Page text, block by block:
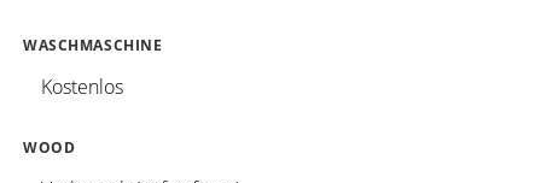
WASCHMASCHINE
Kostenlos
WOOD